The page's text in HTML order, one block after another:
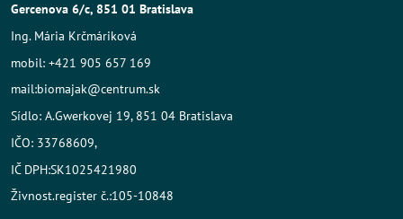
Gercenova 6/c, 851 01 Bratislava
Ing. Mária Krčmáriková
mobil: +421 905 657 169
mail:biomajak@centrum.sk
Sídlo: A.Gwerkovej 19, 851 04 Bratislava
IČO: 33768609,
IČ DPH:SK1025421980
Živnost.register č.:105-10848